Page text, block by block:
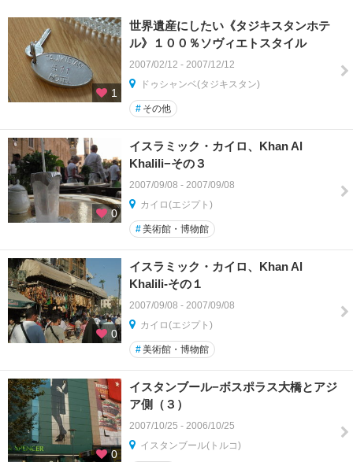
1
世界遺産にしたい《タジキスタンホテ
ル》１００％ソヴィエトスタイル
2007/02/12 - 2007/12/12
ドゥシャンベ(タジキスタン)
# その他
0
イスラミック・カイロ、Khan Al
Khalili−その３
2007/09/08 - 2007/09/08
カイロ(エジプト)
#美術館・博物館
0
イスラミック・カイロ、Khan Al
Khalili-その１
2007/09/08 - 2007/09/08
カイロ(エジプト)
#美術館・博物館
0
イスタンブール−ボスポラス大橋とアジ
ア側（３）
2007/10/25 - 2006/10/25
イスタンブール(トルコ)